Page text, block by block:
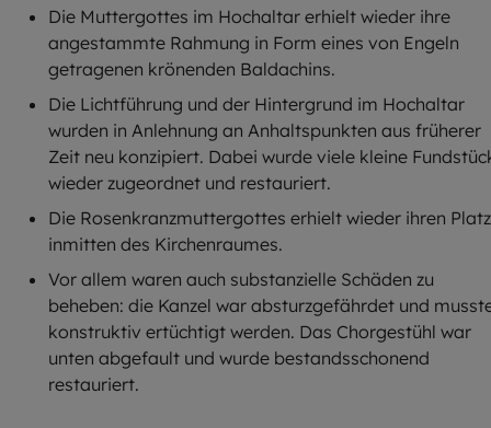
Die Muttergottes im Hochaltar erhielt wieder ihre
angestammte Rahmung in Form eines von Engeln
getragenen krönenden Baldachins.
Die Lichtführung und der Hintergrund im Hochaltar
wurden in Anlehnung an Anhaltspunkten aus früherer
Zeit neu konzipiert. Dabei wurde viele kleine
wieder zugeordnet und restauriert.
Die Rosenkranzmuttergottes erhielt wieder ihren Platz
inmitten des Kirchenraumes.
Vor allem waren auch substanzielle Schäden zu
beheben: die Kanzel war absturzgefährdet und
konstruktiv ertüchtigt werden. Das Chorgestühl war
unten abgefault und wurde bestandsschonend
restauriert.